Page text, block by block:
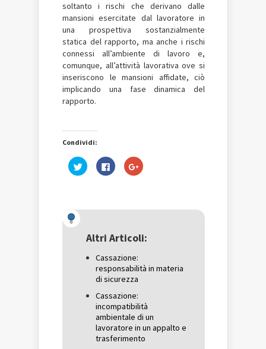
soltanto i rischi che derivano dalle
mansioni esercitate dal lavoratore in
una prospettiva sostanzialmente
statica del rapporto, ma anche i rischi
connessi all’ambiente di lavoro e,
comunque, all’attività lavorativa ove si
inseriscono le mansioni affidate, ciò
implicando una fase dinamica del
rapporto.
Condividi:
Fai
clic
una
nuova
Fai
clic
nuova
finestra)
Fai
clic
una
nuova
Altri Articoli:
Cassazione:
responsabilità in materia
di sicurezza
Cassazione:
incompatibilità
ambientale di un
lavoratore in un appalto e
trasferimento